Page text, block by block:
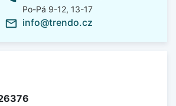
Po-Pá 9-12, 13-17
mail_outline info@trendo.cz